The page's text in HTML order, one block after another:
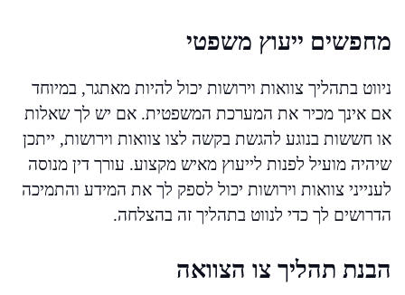
מחפשים ייעוץ משפטי
ניווט בתהליך צוואות וירושות יכול להיות מאתגר, במיוחד
אם אינך מכיר את המערכת המשפטית. אם יש לך שאלות
או חששות בנוגע להגשת בקשה לצו צוואות וירושות, ייתכן
שיהיה מועיל לפנות לייעוץ מאיש מקצוע. עורך דין מנוסה
לענייני צוואות וירושות יכול לספק לך את המידע והתמיכה
הדרושים לך כדי לנווט בתהליך זה בהצלחה.
הבנת תהליך צו הצוואה